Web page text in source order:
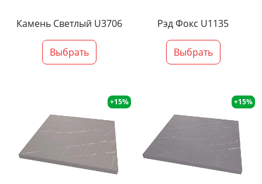
Камень Светлый U3706
Выбрать
Рэд Фокс U1135
Выбрать
+15% +15%